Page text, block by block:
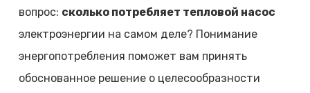
вопрос: сколько потребляет тепловой насос
электроэнергии на самом деле? Понимание
энергопотребления поможет вам принять
обоснованное решение о целесообразности